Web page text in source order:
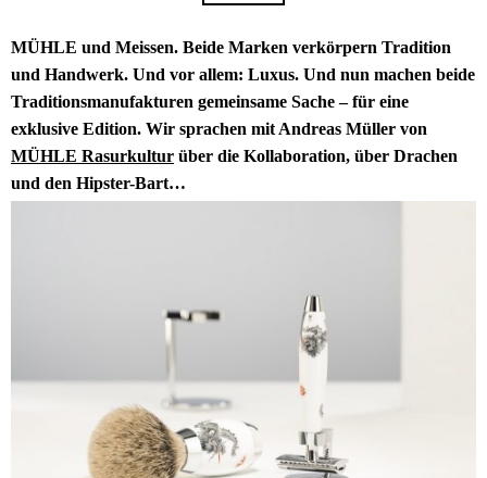
MÜHLE und Meissen. Beide Marken verkörpern Tradition
und Handwerk. Und vor allem: Luxus. Und nun machen beide
Traditionsmanufakturen gemeinsame Sache – für eine
exklusive Edition. Wir sprachen mit Andreas Müller von
MÜHLE Rasurkultur über die Kollaboration, über Drachen
und den Hipster-Bart…